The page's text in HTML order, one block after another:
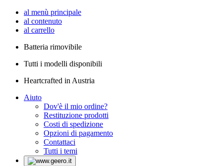
al menù principale
al contenuto
al carrello
Batteria rimovibile
Tutti i modelli disponibili
Heartcrafted in Austria
Aiuto
Dov'è il mio ordine?
Restituzione prodotti
Costi di spedizione
Opzioni di pagamento
Contattaci
Tutti i temi